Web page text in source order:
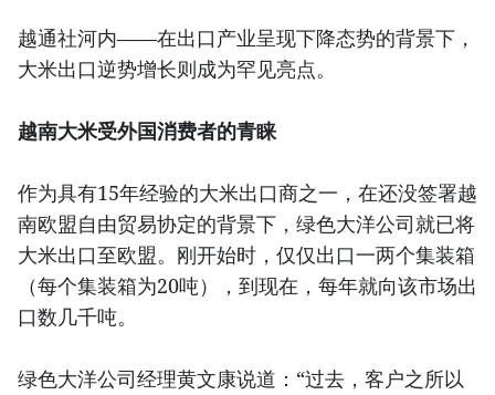
越通社河内——在出口产业呈现下降态势的背景下，
大米出口逆势增长则成为罕见亮点。
越南大米受外国消费者的青睐
作为具有15年经验的大米出口商之一，在还没签署越
南欧盟自由贸易协定的背景下，绿色大洋公司就已将
大米出口至欧盟。刚开始时，仅仅出口一两个集装箱
（每个集装箱为20吨），到现在，每年就向该市场出
口数几千吨。
绿色大洋公司经理黄文康说道：“过去，客户之所以